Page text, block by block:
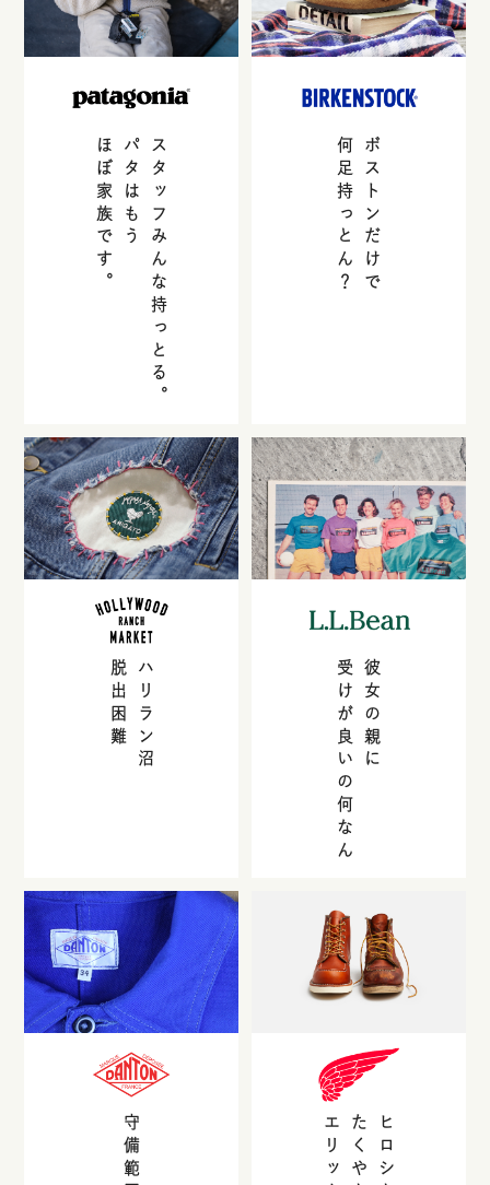
スタッフみんな持っとる。
パタはもう
ほぼ家族です。 ボストンだけで
何足持っとん？
ハリラン沼
脱出困難 彼女の親に
受けが良いの何なん
ヒロシも
たくやも